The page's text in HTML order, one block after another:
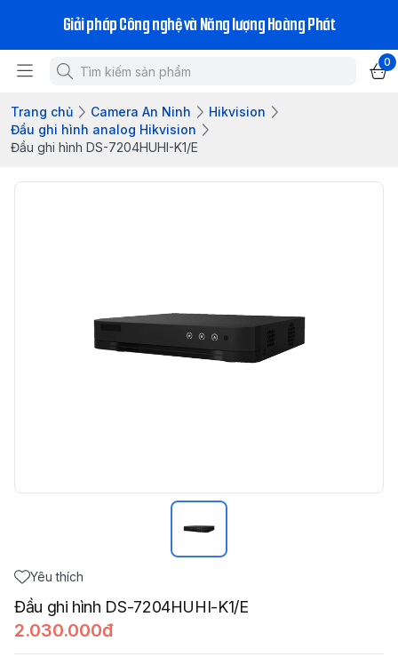
Giải pháp Công nghệ và Năng lượng Hoàng Phát
0
Trang chủ Camera An Ninh
Hikvision
Đầu ghi hình analog Hikvision
Đầu ghi hình DS-7204HUHI-K1/E
Yêu thích
Đầu ghi hình DS-7204HUHI-K1/E
2.030.000đ